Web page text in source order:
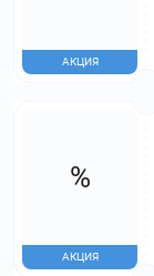
АКЦИЯ
%
АКЦИЯ